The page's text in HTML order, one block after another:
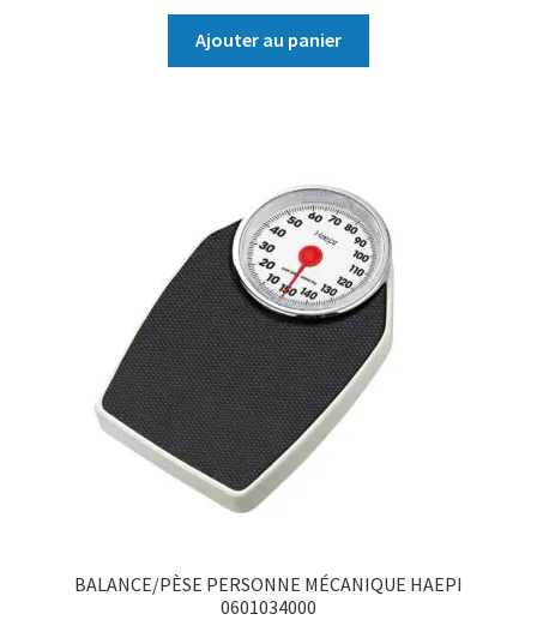
Ajouter au panier
BALANCE/PÈSE PERSONNE MÉCANIQUE HAEPI
0601034000